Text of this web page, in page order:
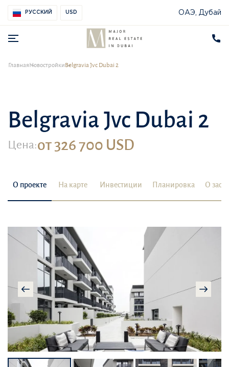
РУССКИЙ USD ОАЭ, Дубай
ГлавнаяНовостройкиBelgravia Jvc Dubai 2
Belgravia Jvc Dubai 2
Цена:от 326 700 USD
О проекте На карте Инвестиции Планировка О